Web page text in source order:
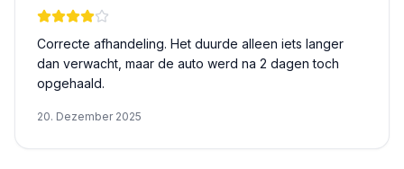
Correcte afhandeling. Het duurde alleen iets langer
dan verwacht, maar de auto werd na 2 dagen toch
opgehaald.
20. Dezember 2025